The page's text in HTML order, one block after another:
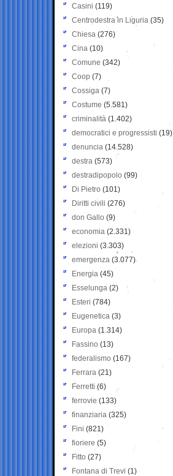
Casini (119)
Centrodestra in Liguria (35)
Chiesa (276)
Cina (10)
Comune (342)
Coop (7)
Cossiga (7)
Costume (5.581)
criminalità (1.402)
democratici e progressisti (19)
denuncia (14.528)
destra (573)
destradipopolo (99)
Di Pietro (101)
Diritti civili (276)
don Gallo (9)
economia (2.331)
elezioni (3.303)
emergenza (3.077)
Energia (45)
Esselunga (2)
Esteri (784)
Eugenetica (3)
Europa (1.314)
Fassino (13)
federalismo (167)
Ferrara (21)
Ferretti (6)
ferrovie (133)
finanziaria (325)
Fini (821)
fioriere (5)
Fitto (27)
Fontana di Trevi (1)